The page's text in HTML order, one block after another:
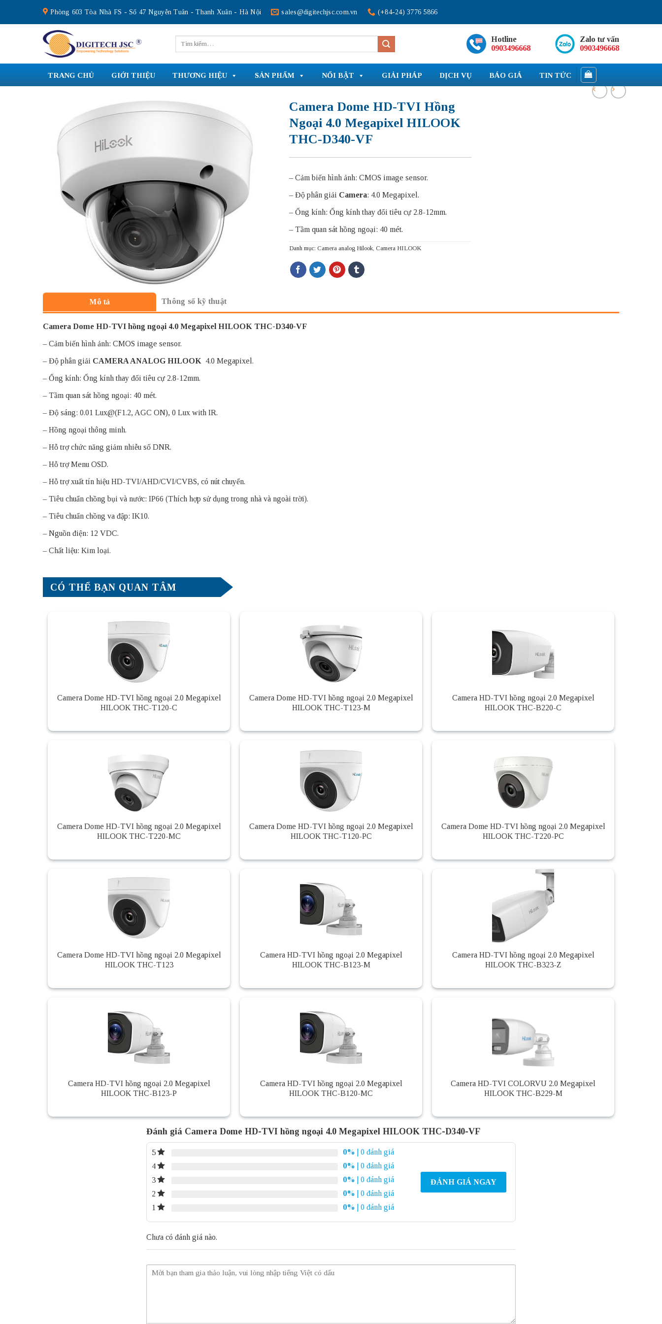
content
Phòng 603 Tòa Nhà FS - Số 47 Nguyễn Tuân - Thanh Xuân - Hà Nội sales@digitechjsc.com.vn (+84-24) 3776 5866
kiếm:
Hotline
0903496668
Zalo tư vấn
0903496668
TRANG CHỦ GIỚI THIỆU THƯƠNG HIỆU SẢN PHẨM NỔI BẬT GIẢI PHÁP DỊCH VỤ BÁO GIÁ TIN TỨC
Camera Dome HD-TVI Hồng
Ngoại 4.0 Megapixel HILOOK
THC-D340-VF
– Cảm biến hình ảnh: CMOS image sensor.
– Độ phân giải Camera: 4.0 Megapixel.
– Ống kính: Ống kính thay đổi tiêu cự 2.8-12mm.
– Tầm quan sát hồng ngoại: 40 mét.
Danh mục: Camera analog Hilook, Camera HILOOK
Mô tả Thông số kỹ thuật
Camera Dome HD-TVI hồng ngoại 4.0 Megapixel HILOOK THC-D340-VF
– Cảm biến hình ảnh: CMOS image sensor.
– Độ phân giải CAMERA ANALOG HILOOK 4.0 Megapixel.
– Ống kính: Ống kính thay đổi tiêu cự 2.8-12mm.
– Tầm quan sát hồng ngoại: 40 mét.
– Độ sáng: 0.01 Lux@(F1.2, AGC ON), 0 Lux with IR.
– Hồng ngoại thông minh.
– Hỗ trợ chức năng giảm nhiễu số DNR.
– Hỗ trợ Menu OSD.
– Hỗ trợ xuất tín hiệu HD-TVI/AHD/CVI/CVBS, có nút chuyển.
– Tiêu chuẩn chồng bụi và nước: IP66 (Thích hợp sử dụng trong nhà và ngoài trời).
– Tiêu chuẩn chồng va đập: IK10.
– Nguồn điện: 12 VDC.
– Chất liệu: Kim loại.
CÓ THỂ BẠN QUAN TÂM
Camera Dome HD-TVI hồng ngoại 2.0 Megapixel
HILOOK THC-T120-C
Camera Dome HD-TVI hồng ngoại 2.0 Megapixel
HILOOK THC-T123-M
Camera HD-TVI hồng ngoại 2.0 Megapixel
HILOOK THC-B220-C
Camera Dome HD-TVI hồng ngoại 2.0 Megapixel
HILOOK THC-T220-MC
Camera Dome HD-TVI hồng ngoại 2.0 Megapixel
HILOOK THC-T120-PC
Camera Dome HD-TVI hồng ngoại 2.0 Megapixel
HILOOK THC-T220-PC
Camera Dome HD-TVI hồng ngoại 2.0 Megapixel
HILOOK THC-T123
Camera HD-TVI hồng ngoại 2.0 Megapixel
HILOOK THC-B123-M
Camera HD-TVI hồng ngoại 2.0 Megapixel
HILOOK THC-B323-Z
Camera HD-TVI hồng ngoại 2.0 Megapixel
HILOOK THC-B123-P
Camera HD-TVI hồng ngoại 2.0 Megapixel
HILOOK THC-B120-MC
Camera HD-TVI COLORVU 2.0 Megapixel
HILOOK THC-B229-M
Đánh giá Camera Dome HD-TVI hồng ngoại 4.0 Megapixel HILOOK THC-D340-VF
5 0%
| 0 đánh giá
4
0%
| 0 đánh giá
3
0%
| 0 đánh giá
2
0%
| 0 đánh giá
1
0% | 0 đánh giá
ĐÁNH GIÁ NGAY
Chưa có đánh giá nào.